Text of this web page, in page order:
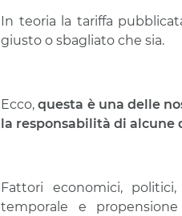
In teoria la tariffa
giusto o sbagliato che sia.
Ecco,questa è una delle
la responsabilità di
Fattori economici,
temporale e